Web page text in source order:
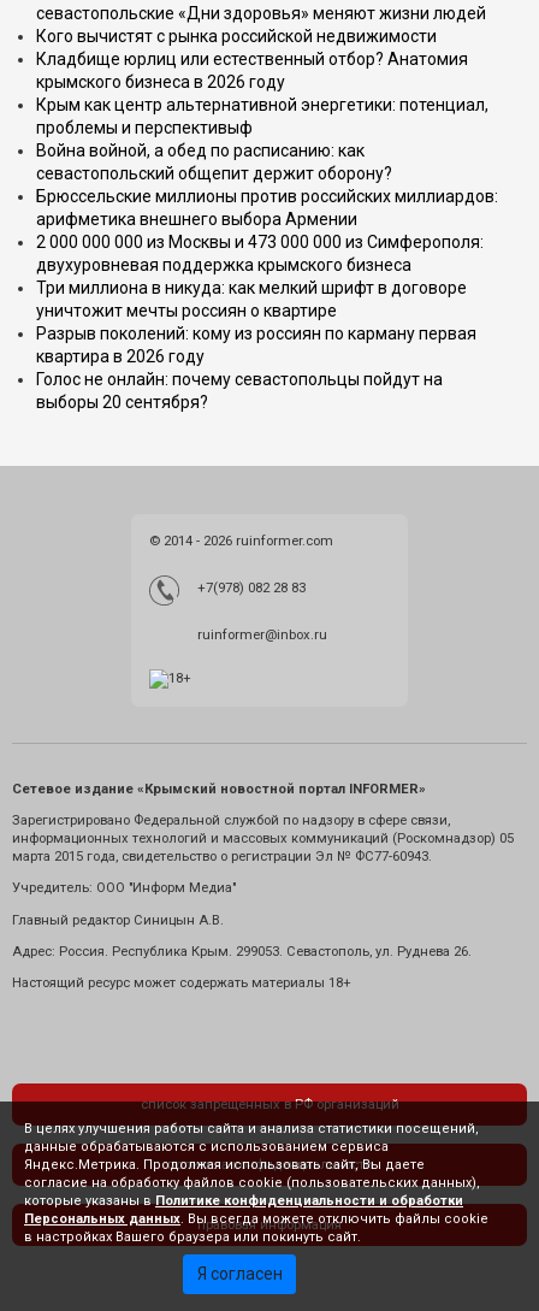
севастопольские «Дни здоровья» меняют жизни людей
Кого вычистят с рынка российской недвижимости
Кладбище юрлиц или естественный отбор? Анатомия
крымского бизнеса в 2026 году
Крым как центр альтернативной энергетики: потенциал,
проблемы и перспективыф
Война войной, а обед по расписанию: как
севастопольский общепит держит оборону?
Брюссельские миллионы против российских миллиардов:
арифметика внешнего выбора Армении
2 000 000 000 из Москвы и 473 000 000 из Симферополя:
двухуровневая поддержка крымского бизнеса
Три миллиона в никуда: как мелкий шрифт в договоре
уничтожит мечты россиян о квартире
Разрыв поколений: кому из россиян по карману первая
квартира в 2026 году
Голос не онлайн: почему севастопольцы пойдут на
выборы 20 сентября?
© 2014 - 2026 ruinformer.com
+7(978) 082 28 83
ruinformer@inbox.ru
Сетевое издание «Крымский новостной портал INFORMER»
Зарегистрировано Федеральной службой по надзору в сфере связи,
информационных технологий и массовых коммуникаций (Роскомнадзор) 05
марта 2015 года, свидетельство о регистрации Эл № ФС77-60943.
Учредитель: ООО "Информ Медиа"
Главный редактор Синицын А.В.
Адрес: Россия. Республика Крым. 299053. Севастополь, ул. Руднева 26.
Настоящий ресурс может содержать материалы 18+
список запрещенных в РФ организаций
политика конфиденциальности
правовая информация
В целях улучшения работы сайта и анализа статистики посещений,
данные обрабатываются с использованием сервиса
Яндекс.Метрика. Продолжая использовать сайт, Вы даете
согласие на обработку файлов cookie (пользовательских данных),
которые указаны в Политике конфиденциальности и обработки
Персональных данных . Вы всегда можете отключить файлы cookie
в настройках Вашего браузера или покинуть сайт.
Я согласен